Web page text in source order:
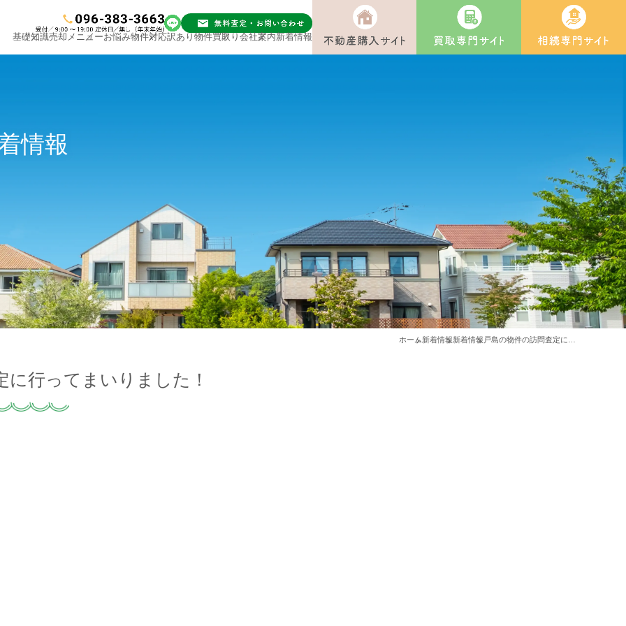
基礎知識売却メニューお悩み物件対応訳あり物件買取り 会社案内新着情報
情報
ホーム新着情報新着情報
に行ってまいりました！